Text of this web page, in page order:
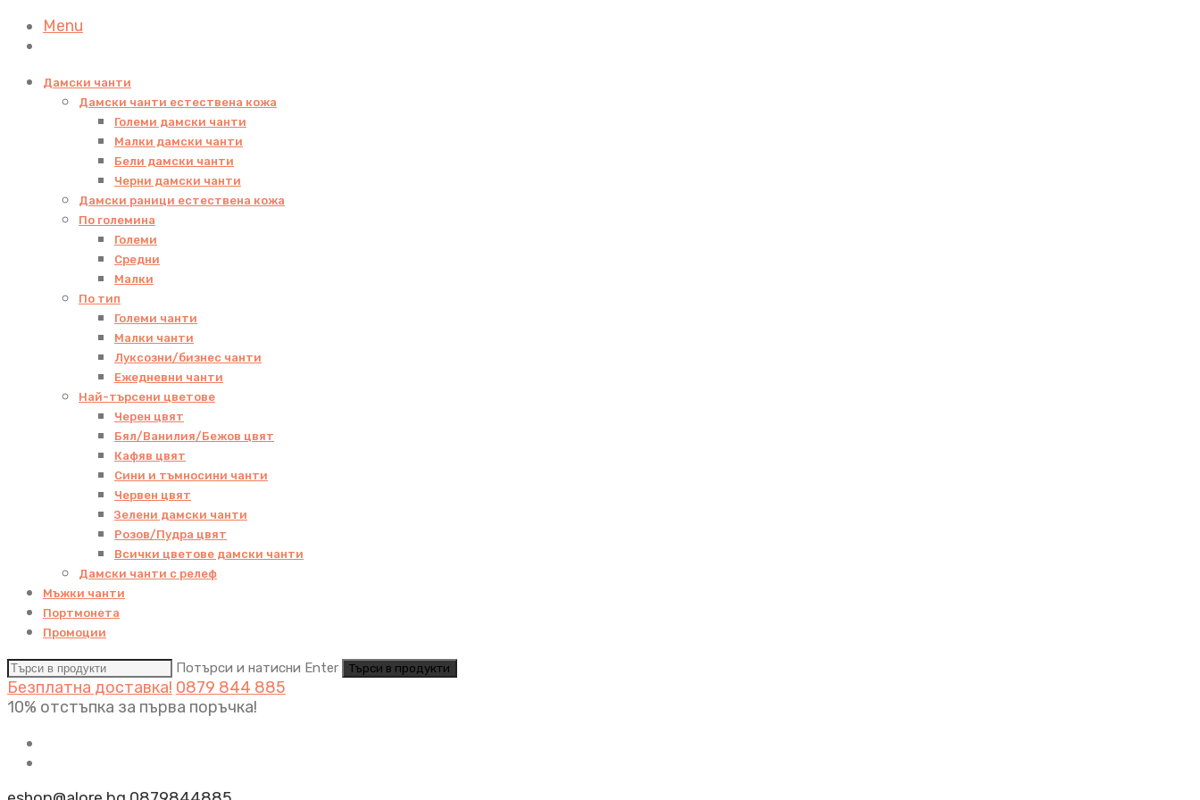
Menu
Дамски чанти
Дамски чанти естествена кожа
Големи дамски чанти
Малки дамски чанти
Бели дамски чанти
Черни дамски чанти
Дамски раници естествена кожа
По големина
Големи
Средни
Малки
По тип
Големи чанти
Малки чанти
Луксозни/бизнес чанти
Ежедневни чанти
Най-търсени цветове
Черен цвят
Бял/Ванилия/Бежов цвят
Кафяв цвят
Сини и тъмносини чанти
Червен цвят
Зелени дамски чанти
Розов/Пудра цвят
Всички цветове дамски чанти
Дамски чанти с релеф
Мъжки чанти
Портмонета
Промоции
Потърси и натисни Enter
Безплатна доставка! 0879 844 885
10% отстъпка за първа поръчка!